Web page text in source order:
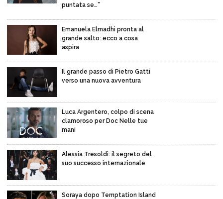
puntata se…”
Emanuela Elmadhi pronta al
grande salto: ecco a cosa
aspira
Il grande passo di Pietro Gatti
verso una nuova avventura
Luca Argentero, colpo di scena
clamoroso per Doc Nelle tue
mani
Alessia Tresoldi: il segreto del
suo successo internazionale
Soraya dopo Temptation Island